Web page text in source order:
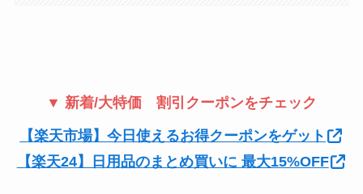
▼ 新着/大特価 割引クーポンをチェック
【楽天市場】今日使えるお得クーポンをゲット
【楽天24】日用品のまとめ買いに 最大15%OFF